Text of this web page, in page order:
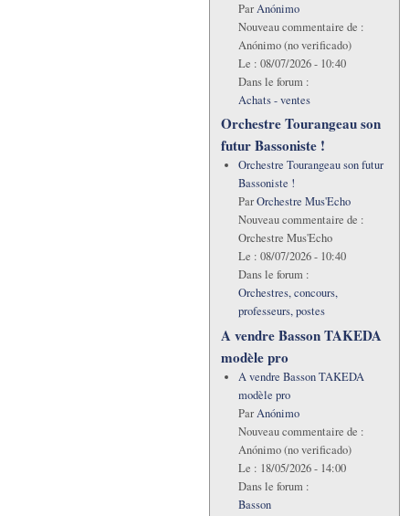
ParAnónimo
Nouveau commentaire de :
Anónimo (no verificado)
Le : 08/07/2026 - 10:40
Dans le forum :
Achats - ventes
Orchestre Tourangeau son
futur Bassoniste !
Orchestre Tourangeau son futur
Bassoniste !
ParOrchestre Mus'Echo
Nouveau commentaire de :
Orchestre Mus'Echo
Le : 08/07/2026 - 10:40
Dans le forum :
Orchestres, concours,
professeurs, postes
A vendre Basson TAKEDA
modèle pro
A vendre Basson TAKEDA
modèle pro
ParAnónimo
Nouveau commentaire de :
Anónimo (no verificado)
Le : 18/05/2026 - 14:00
Dans le forum :
Basson